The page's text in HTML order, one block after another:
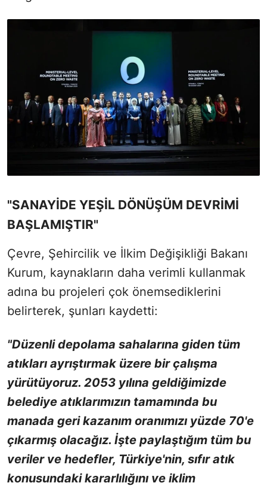
"SANAYİDE YEŞİL DÖNÜŞÜM DEVRİMİ
BAŞLAMIŞTIR"
Çevre, Şehircilik ve İlkim Değişikliği Bakanı
Kurum, kaynakların daha verimli kullanmak
adına bu projeleri çok önemsediklerini
belirterek, şunları kaydetti:
"Düzenli depolama sahalarına giden tüm
atıkları ayrıştırmak üzere bir çalışma
yürütüyoruz. 2053 yılına geldiğimizde
belediye atıklarımızın tamamında bu
manada geri kazanım oranımızı yüzde 70'e
çıkarmış olacağız. İşte paylaştığım tüm bu
veriler ve hedefler, Türkiye'nin, sıfır atık
konusundaki kararlılığını ve iklim